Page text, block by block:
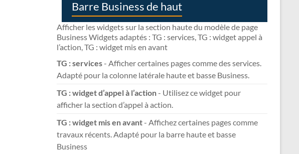
Barre Business de haut
Afficher les widgets sur la section haute du modèle de page
Business Widgets adaptés : TG : services, TG : widget appel à
l’action, TG : widget mis en avant
TG : services- Afficher certaines pages comme des services.
Adapté pour la colonne latérale haute et basse Business.
TG : widget d’appel à l’action- Utilisez ce widget pour
afficher la section d’appel à action.
TG : widget mis en avant- Affichez certaines pages comme
travaux récents. Adapté pour la barre haute et basse
Business